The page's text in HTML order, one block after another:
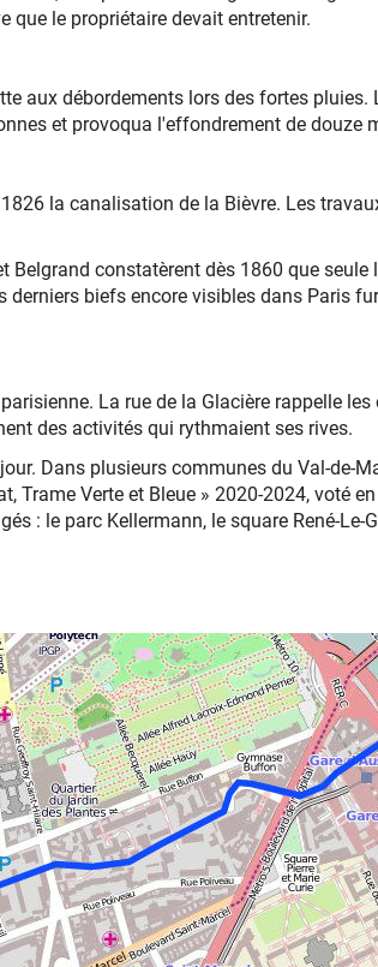
que le propriétaire devait entretenir.​
aux débordements lors des fortes
et provoqua l'effondrement de douze
la canalisation de la Bièvre. Les
constatèrent dès 1860 que
biefs encore visibles dans Paris
La rue de la Glacière rappelle
des activités qui rythmaient ses rives.​
Dans plusieurs communes du Val-de-
Trame Verte et Bleue » 2020-2024, voté
: le parc Kellermann, le square René-